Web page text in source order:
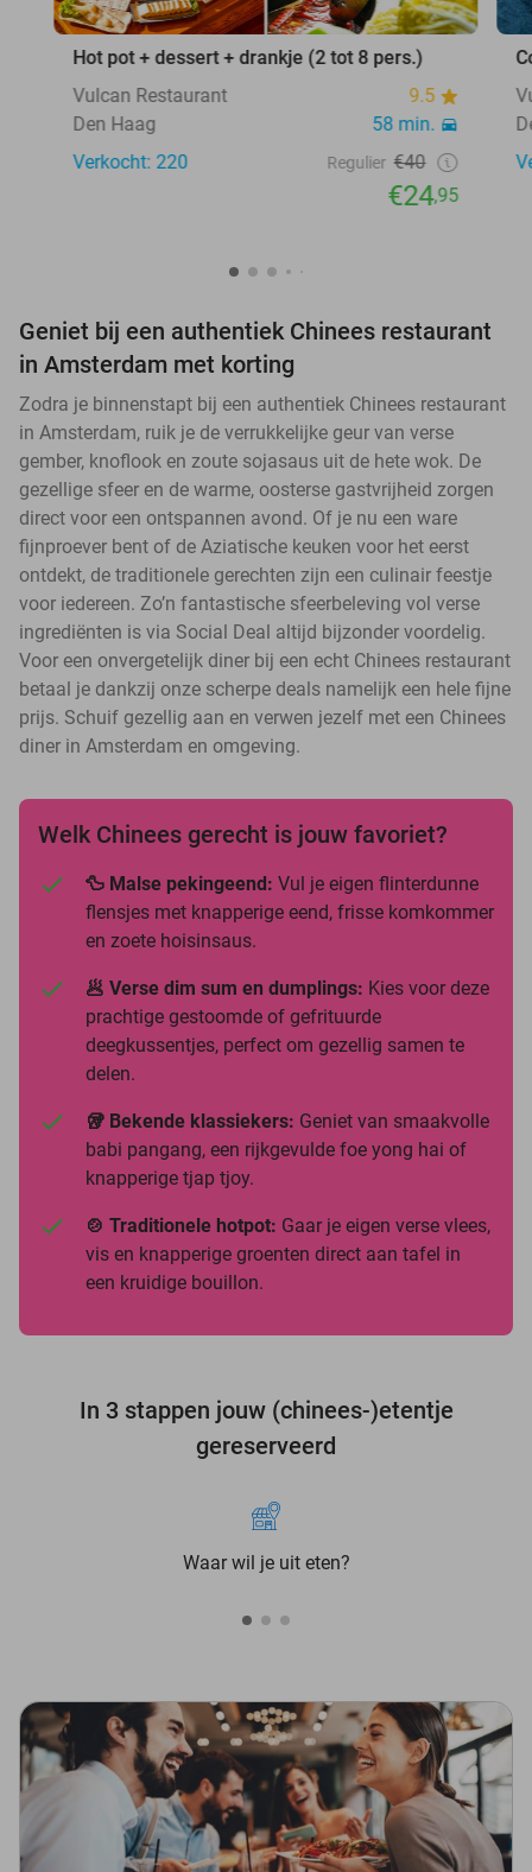
Hot pot + dessert + drankje (2 tot 8 pers.)
Vulcan Restaurant
9.5
Den Haag
58 min.
Verkocht: 220
Regulier €40
€24,95
Geniet bij een authentiek Chinees restaurant
in Amsterdam met korting
Zodra je binnenstapt bij een authentiek Chinees restaurant
in Amsterdam, ruik je de verrukkelijke geur van verse
gember, knoflook en zoute sojasaus uit de hete wok. De
gezellige sfeer en de warme, oosterse gastvrijheid zorgen
direct voor een ontspannen avond. Of je nu een ware
fijnproever bent of de Aziatische keuken voor het eerst
ontdekt, de traditionele gerechten zijn een culinair feestje
voor iedereen. Zo’n fantastische sfeerbeleving vol verse
ingrediënten is via Social Deal altijd bijzonder voordelig.
Voor een onvergetelijk diner bij een echt Chinees restaurant
betaal je dankzij onze scherpe deals namelijk een hele fijne
prijs. Schuif gezellig aan en verwen jezelf met een Chinees
diner in Amsterdam en omgeving.
Welk Chinees gerecht is jouw favoriet?
🦆 Malse pekingeend: Vul je eigen flinterdunne
flensjes met knapperige eend, frisse komkommer
en zoete hoisinsaus.
🥟 Verse dim sum en dumplings: Kies voor deze
prachtige gestoomde of gefrituurde
deegkussentjes, perfect om gezellig samen te
delen.
🥡 Bekende klassiekers: Geniet van smaakvolle
babi pangang, een rijkgevulde foe yong hai of
knapperige tjap tjoy.
🍲 Traditionele hotpot: Gaar je eigen verse vlees,
vis en knapperige groenten direct aan tafel in
een kruidige bouillon.
In 3 stappen jouw (chinees-)etentje
gereserveerd
Waar wil je uit eten?